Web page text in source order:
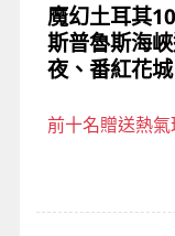
魔幻土耳其
斯普魯斯海
夜、番紅花城
前十名贈送熱